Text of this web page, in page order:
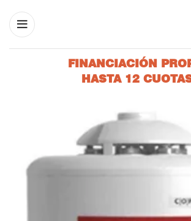
FINANCIACIÓN
HASTA 12